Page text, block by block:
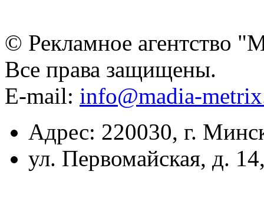
© Рекламное агентство
Все права защищены.
E-mail: info@madia-
Адрес: 220030, г.
ул. Первомайская, д.